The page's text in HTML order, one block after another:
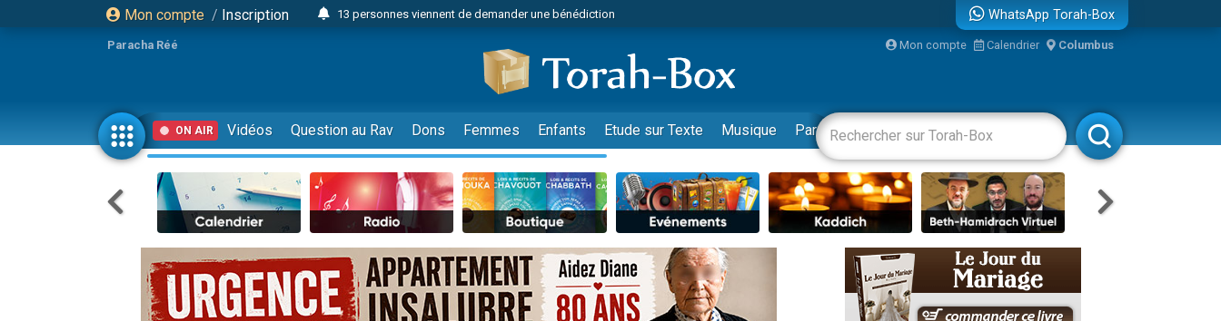
Mon compte / Inscription
13 personnes viennent de demander une bénédiction
12 nouvelles musiques dans Torah-Box Music
30 personnes viennent de faire un don pour Sauvez la jambe de Yohan
3 personnes viennent de nous rejoindre sur WhatsApp
2 personnes viennent de nous rejoindre sur WhatsApp
3 personnes viennent de nous rejoindre sur WhatsApp
2 nouvelles musiques dans Torah-Box Music
8 personnes viennent de faire un don pour Tsédaka : pauvres d'Israel
4 personnes viennent de faire un don pour Diane, 80 ans, dans un appartement insalubre
Nouvelle émission radio : Visions de grandeur n°104 : Le Chabbath et le Birkat Hamazone à travers le temps
61 personnes viennent de demander une bénédiction
WhatsApp Torah-Box
Paracha Réé Mon compte Calendrier Columbus
ON AIR Vidéos Question au Rav Dons Femmes Enfants Etude sur Texte Musique Paracha Divertissements Livres Rabbanim